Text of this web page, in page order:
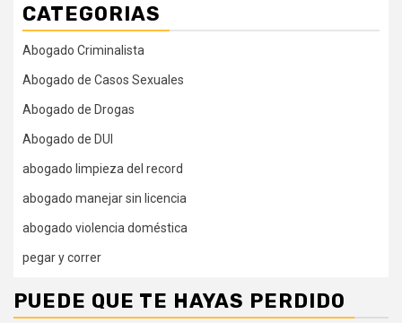
CATEGORIAS
Abogado Criminalista
Abogado de Casos Sexuales
Abogado de Drogas
Abogado de DUI
abogado limpieza del record
abogado manejar sin licencia
abogado violencia doméstica
pegar y correr
PUEDE QUE TE HAYAS PERDIDO